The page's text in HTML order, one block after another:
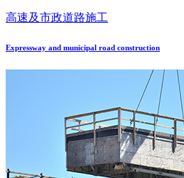
高速及市政道路施工
Expressway and municipal road construction